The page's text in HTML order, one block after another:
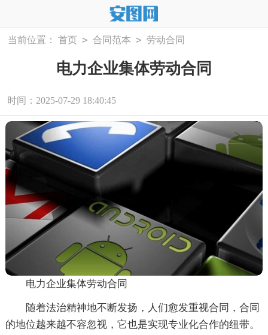
当前位置： 首页 > 合同范本 > 劳动合同
电力企业集体劳动合同
时间：2025-07-29 18:40:45
电力企业集体劳动合同
随着法治精神地不断发扬，人们愈发重视合同，合同
的地位越来越不容忽视，它也是实现专业化合作的纽带。